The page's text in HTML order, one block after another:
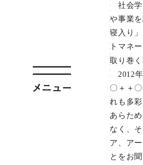
社会学
や事業
寝入り
トマネ
取り巻
2012年
〇＋＋
れも多
あらた
なく、
ア、ア
とをお